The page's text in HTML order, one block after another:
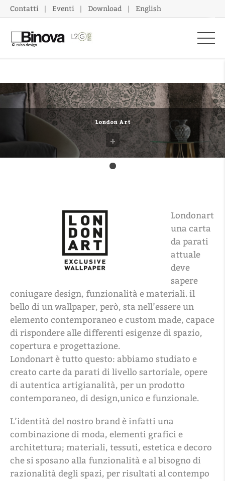
Contatti Eventi Download English
London Art
+
Londonart
una carta
da parati
attuale
deve
sapere
coniugare design, funzionalità e materiali. il
bello di un wallpaper, però, sta nell’essere un
elemento contemporaneo e custom made, capace
di rispondere alle differenti esigenze di spazio,
copertura e progettazione.
Londonart è tutto questo: abbiamo studiato e
creato carte da parati di livello sartoriale, opere
di autentica artigianalità, per un prodotto
contemporaneo, di design,unico e funzionale.
L’identità del nostro brand è infatti una
combinazione di moda, elementi grafici e
architettura; materiali, tessuti, estetica e decoro
che si sposano alla funzionalità e al bisogno di
razionalità degli spazi, per risultati al contempo